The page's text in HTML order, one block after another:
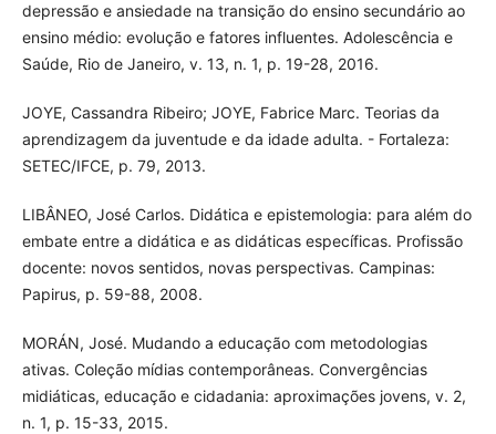
depressão e ansiedade na transição do ensino secundário ao
ensino médio: evolução e fatores influentes. Adolescência e
Saúde, Rio de Janeiro, v. 13, n. 1, p. 19-28, 2016.
JOYE, Cassandra Ribeiro; JOYE, Fabrice Marc. Teorias da
aprendizagem da juventude e da idade adulta. - Fortaleza:
SETEC/IFCE, p. 79, 2013.
LIBÂNEO, José Carlos. Didática e epistemologia: para além do
embate entre a didática e as didáticas específicas. Profissão
docente: novos sentidos, novas perspectivas. Campinas:
Papirus, p. 59-88, 2008.
MORÁN, José. Mudando a educação com metodologias
ativas. Coleção mídias contemporâneas. Convergências
midiáticas, educação e cidadania: aproximações jovens, v. 2,
n. 1, p. 15-33, 2015.